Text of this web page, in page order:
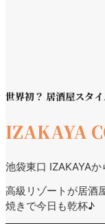
世界初？ 居酒屋スタ
IZAKAYA
池袋東口 IZAKAYAか
高級リゾートが居酒
焼きで今日も乾杯♪